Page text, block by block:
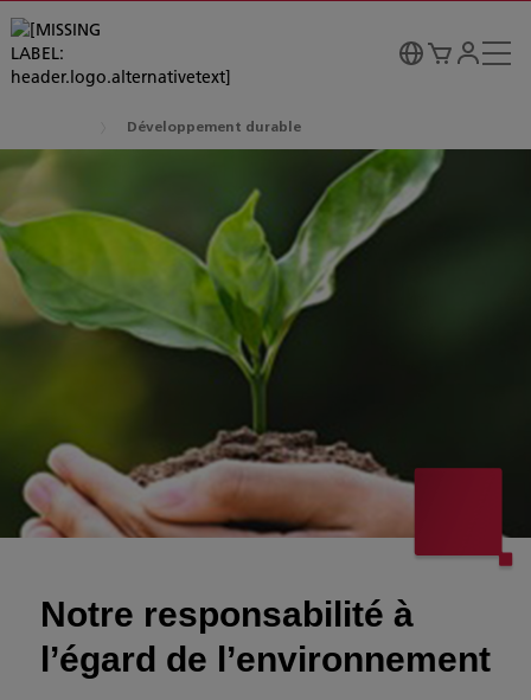
Développement durable
Notre responsabilité à
l’égard de l’environnement